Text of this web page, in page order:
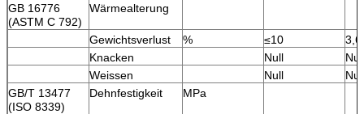
GB 16776
(ASTM C 792)
Wärmealterung
Gewichtsverlust % ≤10
3,6
Knacken
Null
Null
Weissen
Null
Null
GB/T 13477
(ISO 8339)
Dehnfestigkeit MPa